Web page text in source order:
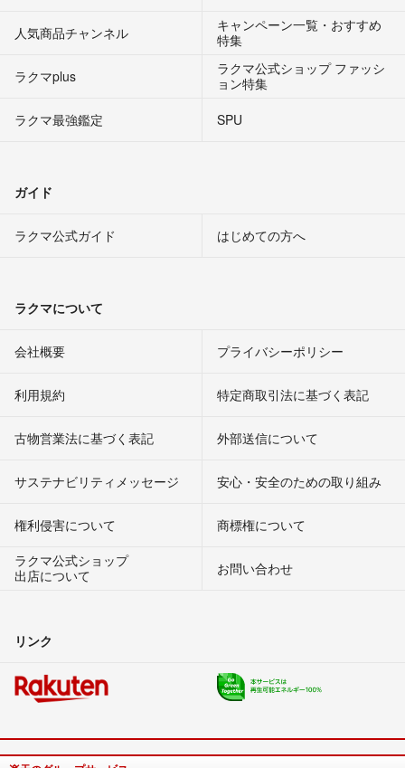
人気商品チャンネル
キャンペーン一覧・おすすめ
特集
ラクマplus
ラクマ公式ショップ ファッシ
ョン特集
ラクマ最強鑑定
SPU
ガイド
ラクマ公式ガイド はじめての方へ
ラクマについて
会社概要 プライバシーポリシー
利用規約 特定商取引法に基づく表記
古物営業法に基づく表記 外部送信について
サステナビリティメッセージ 安心・安全のための取り組み
権利侵害について
商標権について
ラクマ公式ショップ
出店について
お問い合わせ
リンク